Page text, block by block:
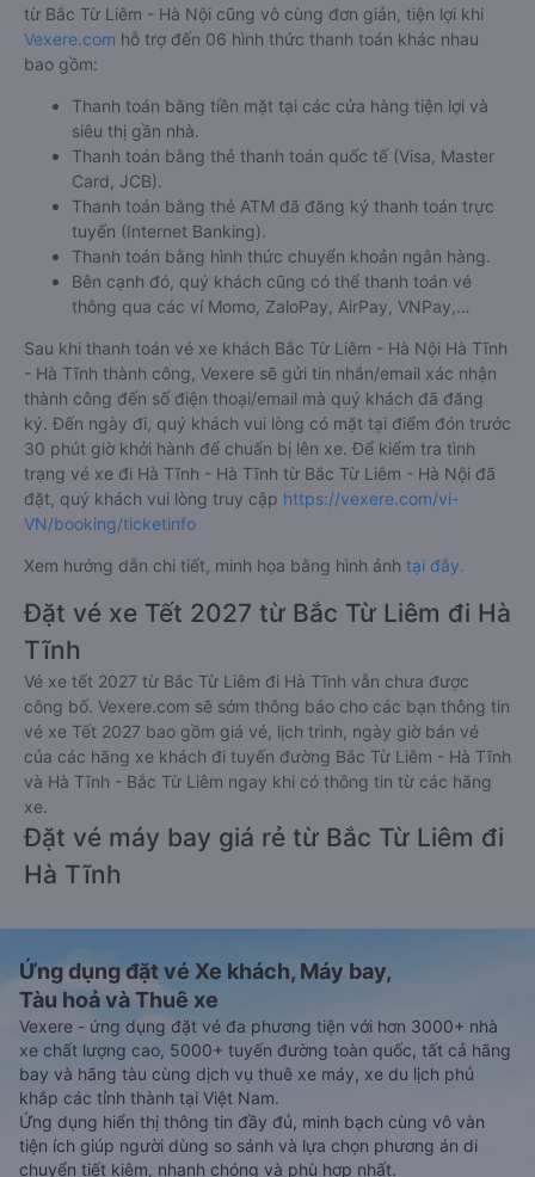
từ Bắc Từ Liêm - Hà Nội cũng vô cùng đơn giản, tiện lợi khi
Vexere.com hỗ trợ đến 06 hình thức thanh toán khác nhau
bao gồm:
Thanh toán bằng tiền mặt tại các cửa hàng tiện lợi và
siêu thị gần nhà.
Thanh toán bằng thẻ thanh toán quốc tế (Visa, Master
Card, JCB).
Thanh toán bằng thẻ ATM đã đăng ký thanh toán trực
tuyến (Internet Banking).
Thanh toán bằng hình thức chuyển khoản ngân hàng.
Bên cạnh đó, quý khách cũng có thể thanh toán vé
thông qua các ví Momo, ZaloPay, AirPay, VNPay,…
Sau khi thanh toán vé xe khách Bắc Từ Liêm - Hà Nội Hà Tĩnh
- Hà Tĩnh thành công, Vexere sẽ gửi tin nhắn/email xác nhận
thành công đến số điện thoại/email mà quý khách đã đăng
ký. Đến ngày đi, quý khách vui lòng có mặt tại điểm đón trước
30 phút giờ khởi hành để chuẩn bị lên xe. Để kiểm tra tình
trạng vé xe đi Hà Tĩnh - Hà Tĩnh từ Bắc Từ Liêm - Hà Nội đã
đặt, quý khách vui lòng truy cập https://vexere.com/vi-
VN/booking/ticketinfo
Xem hướng dẫn chi tiết, minh họa bằng hình ảnh tại đây.
Đặt vé xe Tết 2027 từ Bắc Từ Liêm đi Hà
Tĩnh
Vé xe tết 2027 từ Bắc Từ Liêm đi Hà Tĩnh vẫn chưa được
công bố. Vexere.com sẽ sớm thông báo cho các bạn thông tin
vé xe Tết 2027 bao gồm giá vé, lịch trình, ngày giờ bán vé
của các hãng xe khách đi tuyến đường Bắc Từ Liêm - Hà Tĩnh
và Hà Tĩnh - Bắc Từ Liêm ngay khi có thông tin từ các hãng
xe.
Đặt vé máy bay giá rẻ từ Bắc Từ Liêm đi
Hà Tĩnh
Ứng dụng đặt vé Xe khách, Máy bay,
Tàu hoả và Thuê xe
Vexere - ứng dụng đặt vé đa phương tiện với hơn 3000+ nhà
xe chất lượng cao, 5000+ tuyến đường toàn quốc, tất cả hãng
bay và hãng tàu cùng dịch vụ thuê xe máy, xe du lịch phủ
khắp các tỉnh thành tại Việt Nam.
Ứng dụng hiển thị thông tin đầy đủ, minh bạch cùng vô vàn
tiện ích giúp người dùng so sánh và lựa chọn phương án di
chuyển tiết kiệm, nhanh chóng và phù hợp nhất.